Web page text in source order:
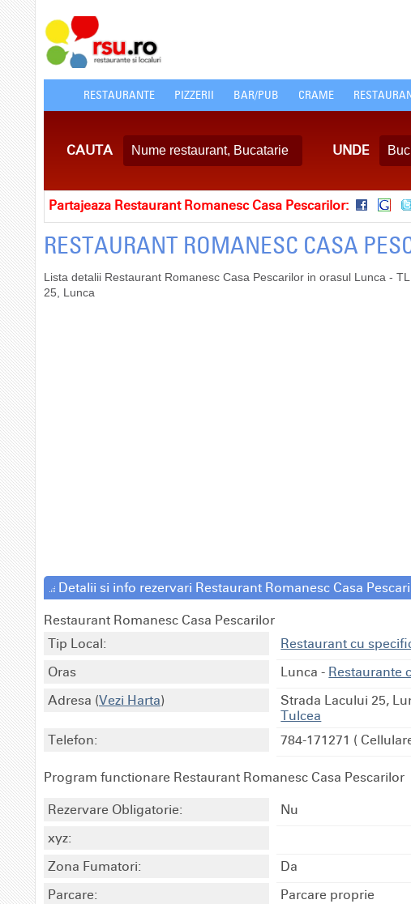
RESTAURANTE PIZZERII BAR/PUB CRAME
CAUTA UNDE
Partajeaza Restaurant Romanesc Casa Pescarilor:
RESTAURANT ROMANESC CASA
Lista detalii Restaurant Romanesc Casa Pescarilor in orasul Lunca -
25, Lunca
Detalii si info rezervari Restaurant Romanesc Casa
Restaurant Romanesc Casa Pescarilor
Tip Local:
Restaurant cu
Oras
Lunca - Restaurante
Adresa (Vezi Harta) Strada Lacului 25,
Tulcea
Telefon:
784-171271 (
Program functionare Restaurant Romanesc Casa Pescarilor
Rezervare Obligatorie:
Nu
xyz:
Zona Fumatori:
Da
Parcare:
Parcare proprie